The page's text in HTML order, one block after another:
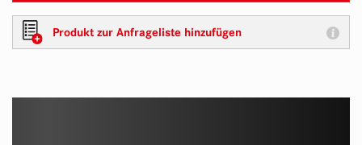
Produkt zur Anfrageliste hinzufügen